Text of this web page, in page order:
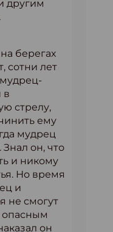
другим
берегах
сотни лет
в
стрелу,
ему
мудрец
Знал он, что
и никому
Но время
и
не смогут
опасным
он